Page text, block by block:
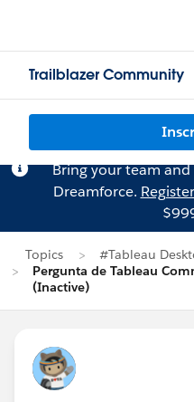
Trailblazer Community
Bring your team
Dreamforce. Register
Topics
#Tableau
Pergunta de Tableau
(Inactive)